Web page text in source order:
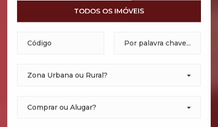
TODOS OS IMÓVEIS
Zona Urbana ou Rural?
Comprar ou Alugar?